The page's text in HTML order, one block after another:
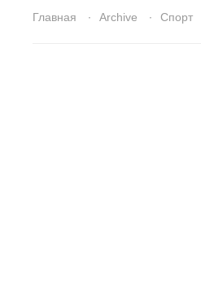
Главная Archive Спорт